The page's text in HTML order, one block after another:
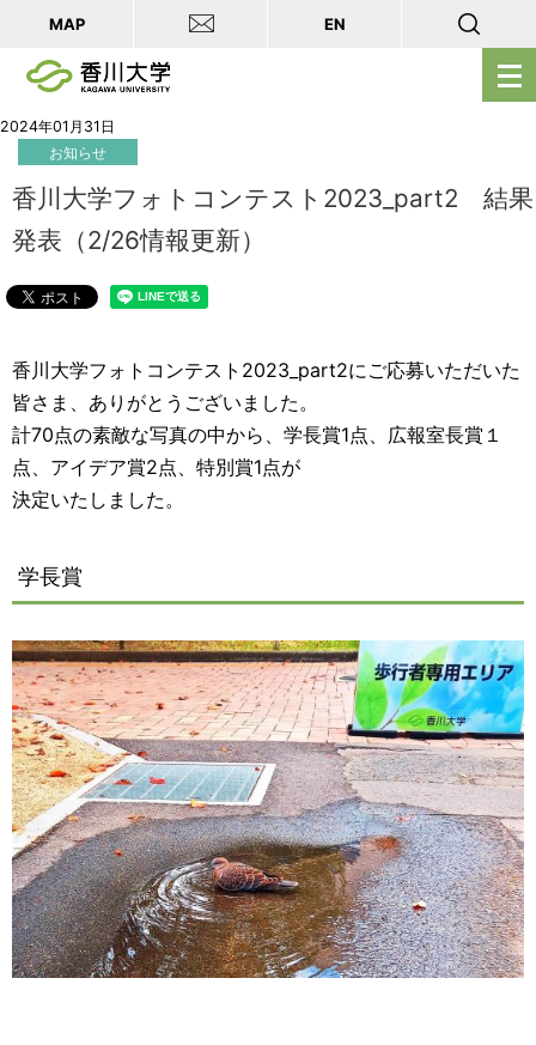
メ
ニ
を
MAP EN
2024年01月31日
お知らせ
香川大学フォトコンテスト2023_part2 結果
発表（2/26情報更新）
香川大学フォトコンテスト2023_part2にご応募いただいた
皆さま、ありがとうございました。
計70点の素敵な写真の中から、学長賞1点、広報室長賞１
点、アイデア賞2点、特別賞1点が
決定いたしました。
学長賞